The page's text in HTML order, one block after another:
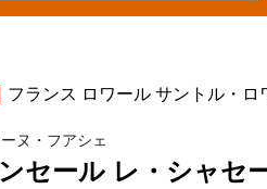
フランス ロワール サントル・ロ
ーヌ・フアシェ
セール レ・シャセ